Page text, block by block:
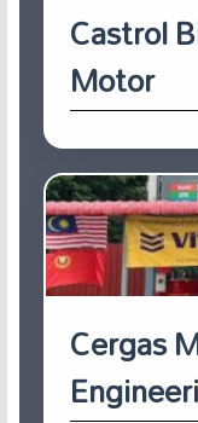
Castrol
Motor
Cergas